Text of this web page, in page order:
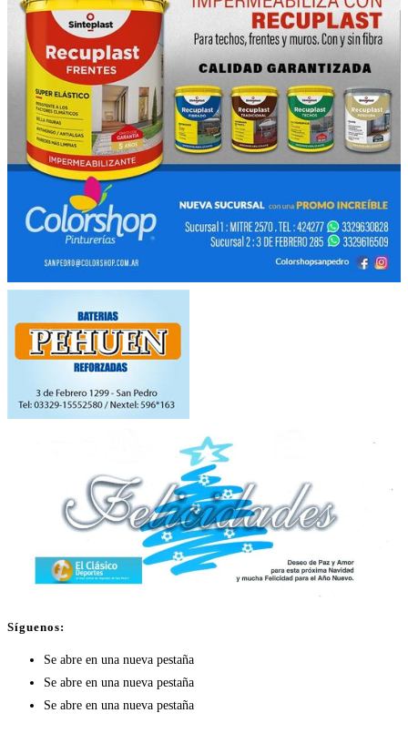
Síguenos:
Se abre en una nueva pestaña
Se abre en una nueva pestaña
Se abre en una nueva pestaña